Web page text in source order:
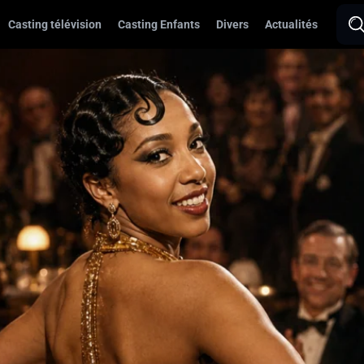
Casting télévision Casting Enfants Divers Actualités